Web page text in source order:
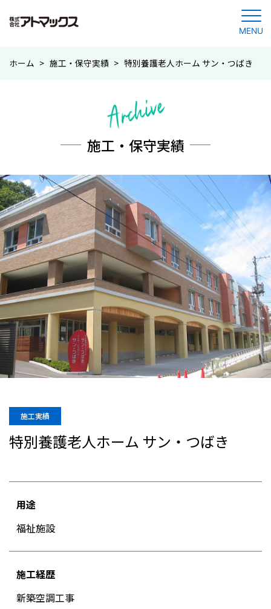
ン
プ
す
る
MENU
ホーム > 施工・保守実績 > 特別養護老人ホーム サン・つばき
施工・保守実績
施工実績
特別養護老人ホーム サン・つばき
用途
福祉施設
施工経歴
新築空調工事